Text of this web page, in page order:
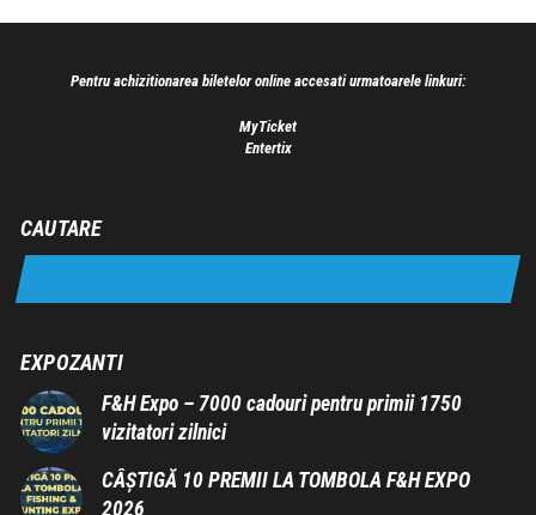
Pentru achizitionarea biletelor online accesati urmatoarele linkuri:
MyTicket
Entertix
CAUTARE
EXPOZANTI
F&H Expo – 7000 cadouri pentru primii 1750
vizitatori zilnici
CÂȘTIGĂ 10 PREMII LA TOMBOLA F&H EXPO
2026